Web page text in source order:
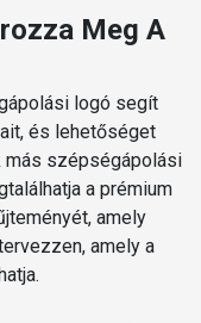
Meg A
logó segít
és lehetőséget
más szépségápolási
a prémium
amely
amely a